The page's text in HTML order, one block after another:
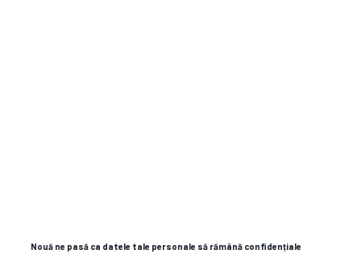
Nouă ne pasă ca datele tale personale să rămână confidențiale